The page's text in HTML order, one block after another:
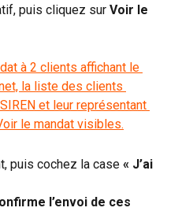
puis cliquez sur
Voir le
puis cochez la case
« J’ai